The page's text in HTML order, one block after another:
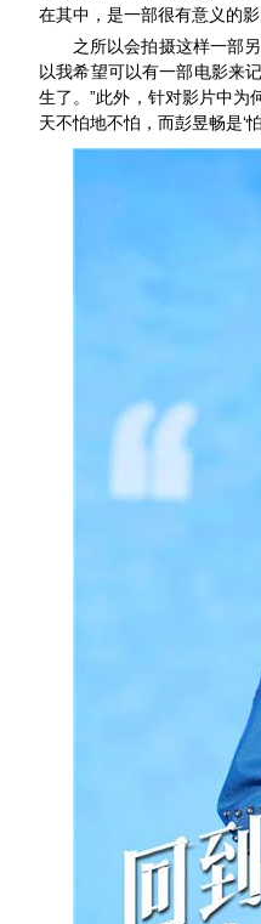
在其中，是一部很有意义的
之所以会拍摄这样一部
以我希望可以有一部电影来
生了。”此外，针对影片中为
天不怕地不怕，而彭昱畅是‘